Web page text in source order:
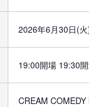
2026年6月30日(
19:00開場 19:30
CREAM COMEDY